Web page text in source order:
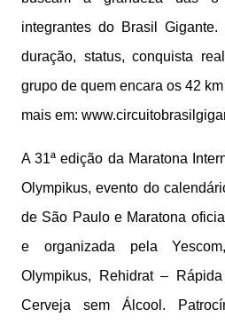
integrantes do Brasil
duração, status, conquista
grupo de quem encara os 42
mais em:
A 31ª edição da Maratona
Olympikus, evento do
de São Paulo e Maratona
e organizada pela
Olympikus, Rehidrat –
Cerveja sem Álcool.